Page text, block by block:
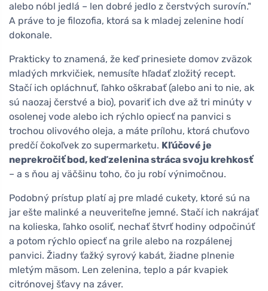
alebo nóbl jedlá – len dobré jedlo z čerstvých surovín."
A práve to je filozofia, ktorá sa k mladej zelenine hodí
dokonale.
Prakticky to znamená, že keď prinesiete domov zväzok
mladých mrkvičiek, nemusíte hľadať zložitý recept.
Stačí ich opláchnuť, ľahko oškrabať (alebo ani to nie, ak
sú naozaj čerstvé a bio), povariť ich dve až tri minúty v
osolenej vode alebo ich rýchlo opiecť na panvici s
trochou olivového oleja, a máte prílohu, ktorá chuťovo
predčí čokoľvek zo supermarketu. Kľúčové je
neprekročiť bod, keď zelenina stráca svoju krehkosť
– a s ňou aj väčšinu toho, čo ju robí výnimočnou.
Podobný prístup platí aj pre mladé cukety, ktoré sú na
jar ešte malinké a neuveriteľne jemné. Stačí ich nakrájať
na kolieska, ľahko osoliť, nechať štvrť hodiny odpočinúť
a potom rýchlo opiecť na grile alebo na rozpálenej
panvici. Žiadny ťažký syrový kabát, žiadne plnenie
mletým mäsom. Len zelenina, teplo a pár kvapiek
citrónovej šťavy na záver.